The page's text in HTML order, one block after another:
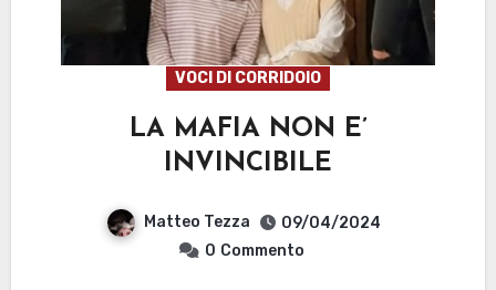
VOCI DI CORRIDOIO
LA MAFIA NON E’
INVINCIBILE
Matteo Tezza
09/04/2024
0 Commento